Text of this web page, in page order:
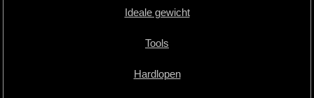
Ideale gewicht
Tools
Hardlopen